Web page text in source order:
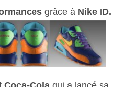
grâce à Nike ID.